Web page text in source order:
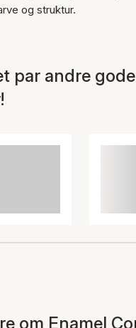
Varen er tilføjet til kurven
og struktur.
par andre gode
om Enamel